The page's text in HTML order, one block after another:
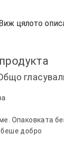
Опаковката
добро